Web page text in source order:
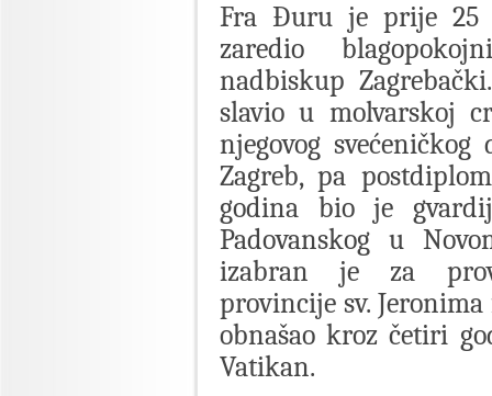
Fra Đuru je prije 25
zaredio
nadbiskup
slavio u molvarskoj
njegovog
Zagreb, pa
godina bio je
Padovanskog u
izabran je za
provincije sv.
obnašao kroz četiri
Vatikan.